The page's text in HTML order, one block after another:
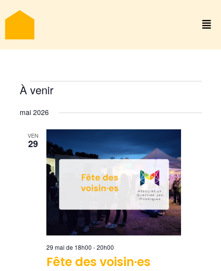
Évènements
par
À venir
une
date.
mai 2026
VEN
29
Fête des voisin·es
29 mai de 18h00 -20h00